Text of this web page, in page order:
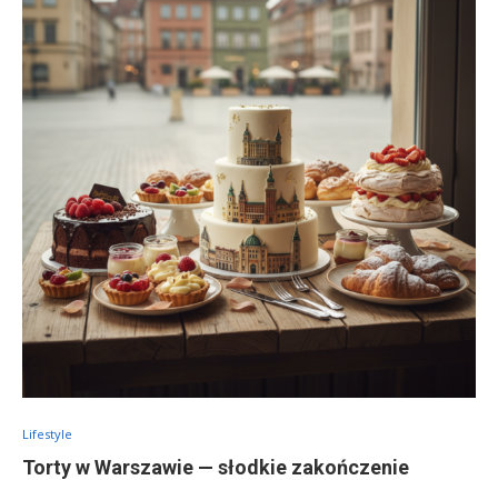
Lifestyle
Torty w Warszawie — słodkie zakończenie